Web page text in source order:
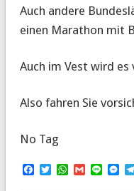
Auch andere
einen Marathon mit
Auch im Vest wird
Also fahren Sie
No Tag
Facebook
TwitterWhatsApp
Gmail
Line